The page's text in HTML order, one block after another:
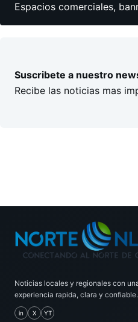
Espacios comerciales,
Suscribete a nuestro
Recibe las noticias mas
Noticias locales y regionales con
experiencia rapida, clara y confiable.
in X YT